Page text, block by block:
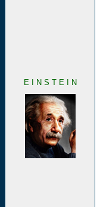
E I N S T E I N